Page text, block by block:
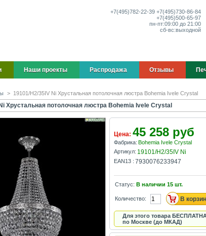
+7(495)782-22-39 +7(495)730-86-84
+7(495)500-65-97
пн-пт:09:00 до 21:00
сб-вс:выходной
Наши проекты Распродажа Отзывы
> 19101/H2/35IV Ni Хрустальная потолочная люстра Bohemia Ivele Crystal
Хрустальная потолочная люстра Bohemia Ivele Crystal
Цена: 45 258 руб
Фабрика: Bohemia Ivele Crystal
Артикул: 19101/H2/35IV Ni
EAN13 : 7930076233947
Статус: В наличии 15 шт.
Количество:
Для этого товара
по Москве (до МКАД)